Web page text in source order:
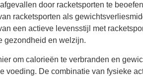
door racketsporten te
racketsporten als
een actieve levensstijl met
gezondheid en welzijn.
om calorieën te verbranden en
voeding. De combinatie van fysieke